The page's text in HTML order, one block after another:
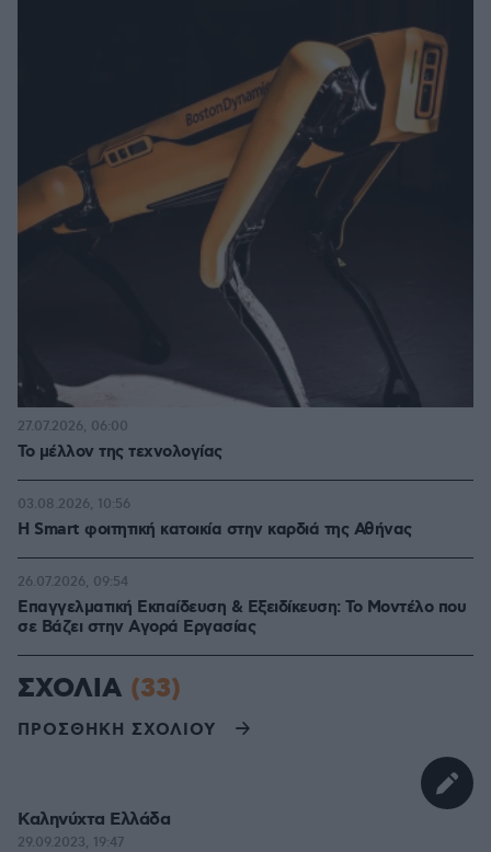
Το μέλλον της τεχνολογίας
27.07.2026, 06:00
Η Smart φοιτητική κατοικία στην καρδιά της Αθήνας
03.08.2026, 10:56
Επαγγελματική Εκπαίδευση & Εξειδίκευση: Το Mοντέλο που
σε Bάζει στην Aγορά Eργασίας
26.07.2026, 09:54
ΣΧΟΛΙΑ (33)
ΠΡΟΣΘΗΚΗ ΣΧΟΛΙΟΥ
Καληνύχτα Ελλάδα
29.09.2023, 19:47